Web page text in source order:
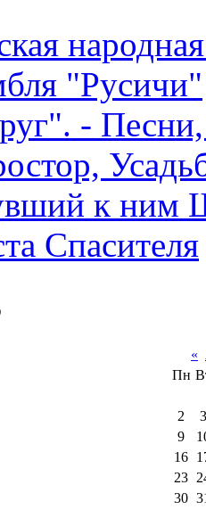
"Русичи"
-
к ним
Спасителя
«
Пн
2
3
9
16
23
30